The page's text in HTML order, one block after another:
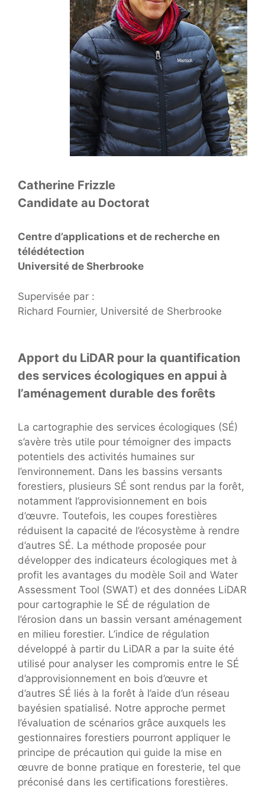
Catherine Frizzle
Candidate au Doctorat
Centre d’applications et de recherche en
télédétection
Université de Sherbrooke
Supervisée par :
Richard Fournier, Université de Sherbrooke
Apport du LiDAR pour la quantification
des services écologiques en appui à
l’aménagement durable des forêts
La cartographie des services écologiques (SÉ)
s’avère très utile pour témoigner des impacts
potentiels des activités humaines sur
l’environnement. Dans les bassins versants
forestiers, plusieurs SÉ sont rendus par la forêt,
notamment l’approvisionnement en bois
d’œuvre. Toutefois, les coupes forestières
réduisent la capacité de l’écosystème à rendre
d’autres SÉ. La méthode proposée pour
développer des indicateurs écologiques met à
profit les avantages du modèle Soil and Water
Assessment Tool (SWAT) et des données LiDAR
pour cartographie le SÉ de régulation de
l’érosion dans un bassin versant aménagement
en milieu forestier. L’indice de régulation
développé à partir du LiDAR a par la suite été
utilisé pour analyser les compromis entre le SÉ
d’approvisionnement en bois d’œuvre et
d’autres SÉ liés à la forêt à l’aide d’un réseau
bayésien spatialisé. Notre approche permet
l’évaluation de scénarios grâce auxquels les
gestionnaires forestiers pourront appliquer le
principe de précaution qui guide la mise en
œuvre de bonne pratique en foresterie, tel que
préconisé dans les certifications forestières.